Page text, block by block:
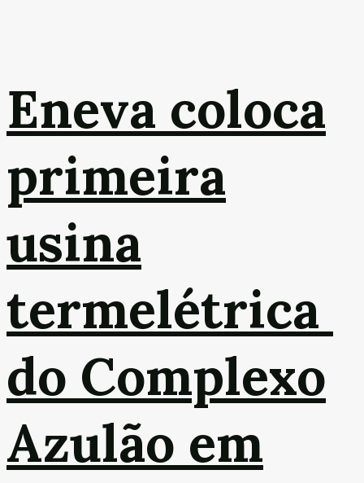
Eneva coloca
primeira
usina
termelétrica
do Complexo
Azulão em